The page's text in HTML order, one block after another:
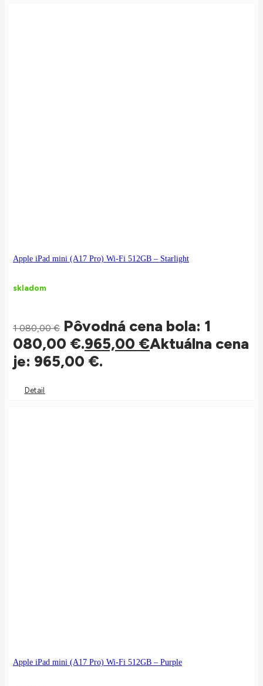
Apple iPad mini (A17 Pro) Wi-Fi 512GB – Starlight
skladom
1 080,00€ Pôvodná cena bola: 1
080,00 €.965,00 €Aktuálna cena
je: 965,00 €.
Detail
Apple iPad mini (A17 Pro) Wi-Fi 512GB – Purple